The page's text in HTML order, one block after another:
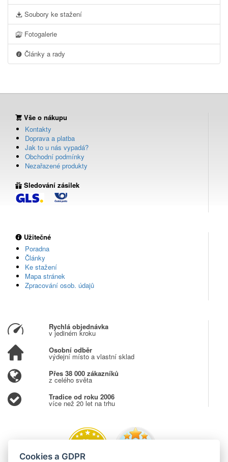
Soubory ke stažení
Fotogalerie
Články a rady
Vše o nákupu
Kontakty
Doprava a platba
Jak to u nás vypadá?
Obchodní podmínky
Nezařazené produkty
Sledování zásilek
Užitečné
Poradna
Články
Ke stažení
Mapa stránek
Zpracování osob. údajů
Rychlá objednávka
v jediném kroku
Osobní odběr
výdejní místo a vlastní sklad
Přes 38 000 zákazníků
z celého světa
Tradice od roku 2006
více než 20 let na trhu
Cookies a GDPR